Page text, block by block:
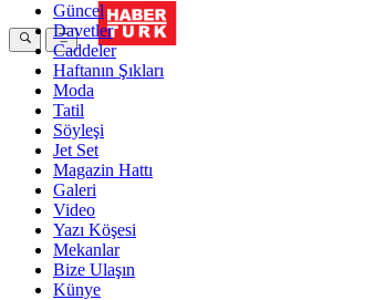
Güncel
Davetler
Caddeler
Haftanın Şıkları
Moda
Tatil
Söyleşi
Jet Set
Magazin Hattı
Galeri
Video
Yazı Köşesi
Mekanlar
Bize Ulaşın
Künye